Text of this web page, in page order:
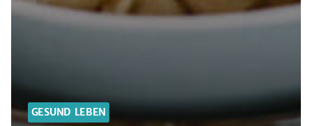
GESUND LEBEN